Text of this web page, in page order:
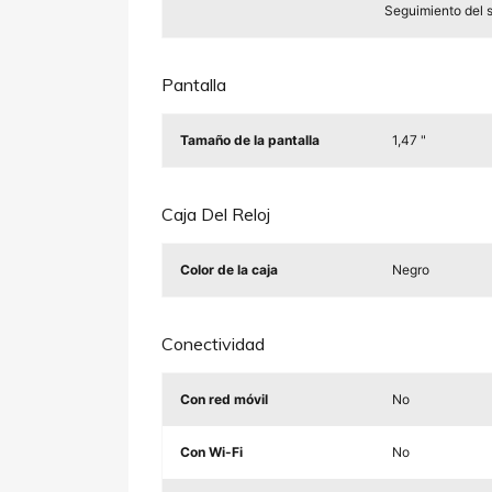
Seguimiento del
Pantalla
Tamaño de la pantalla 1,47 "
Caja Del Reloj
Color de la caja Negro
Conectividad
Con red móvil No
Con Wi-Fi No